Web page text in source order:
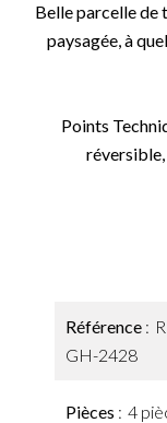
Belle parcelle de
paysagée, à
Points
Référence
GH-2428
Pièces 4